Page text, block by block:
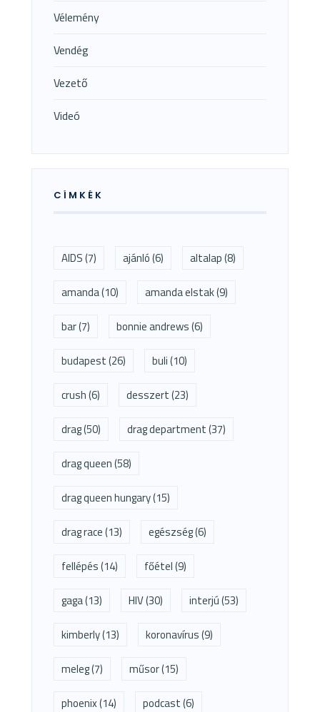
Vélemény
Vendég
Vezető
Videó
CÍMKÉK
AIDS(7) ajánló(6) altalap(8)
amanda(10) amanda elstak(9)
bar(7) bonnie andrews(6)
budapest(26) buli(10)
crush(6) desszert(23)
drag(50) drag department(37)
drag queen(58)
drag queen hungary(15)
drag race(13) egészség(6)
fellépés(14) főétel(9)
gaga(13) HIV(30) interjú(53)
kimberly(13) koronavírus(9)
meleg(7) műsor(15)
phoenix(14) podcast(6)